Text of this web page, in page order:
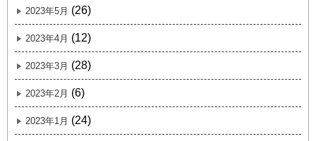
2023年5月 (26)
2023年4月 (12)
2023年3月 (28)
2023年2月 (6)
2023年1月 (24)